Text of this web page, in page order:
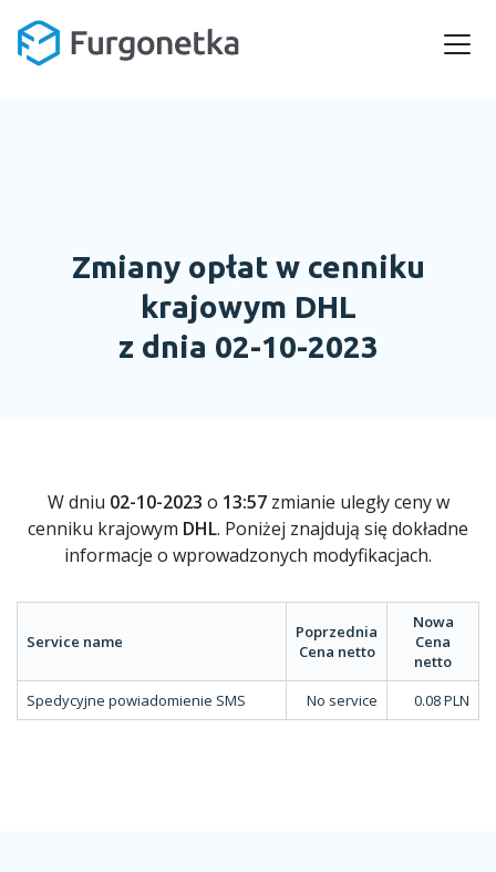
Zmiany opłat w cenniku
krajowym DHL
z dnia 02-10-2023
W dniu 02-10-2023 o 13:57zmianie uległy ceny w
cenniku krajowym DHL. Poniżej znajdują się dokładne
informacje o wprowadzonych modyfikacjach.
Service name
Poprzednia
Cena netto
Nowa
Cena
netto
Spedycyjne powiadomienie SMS
No service 0.08 PLN